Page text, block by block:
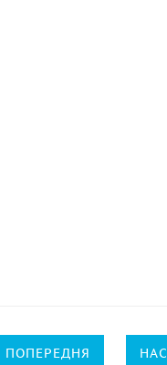
ПОПЕРЕДНЯ